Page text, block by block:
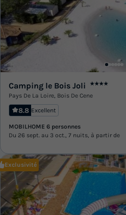
Camping le Bois Joli ★★★★
Pays De La Loire, Bois De Cene
8.8 Excellent
MOBILHOME 6 personnes
Du 26 sept. au 3 oct., 7 nuits, à partir de
Exclusivité